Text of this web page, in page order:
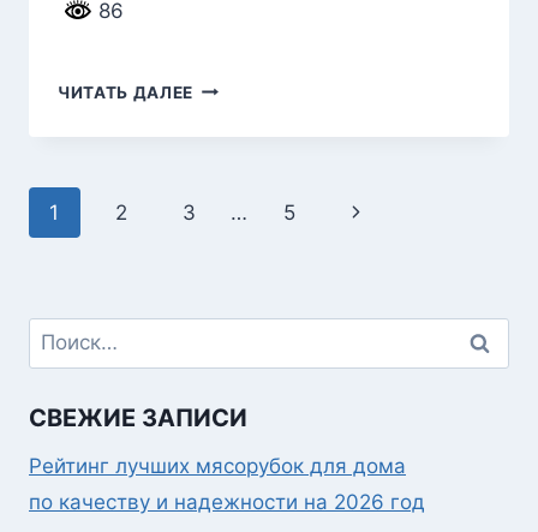
86
ЧИТАТЬ ДАЛЕЕ РЕЙТИНГ
ЛЕДОГЕНЕРАТОРОВ
1 2 3 … 5
След.
Найти:
СВЕЖИЕ ЗАПИСИ
Рейтинг лучших мясорубок для дома
по качеству и надежности на 2026 год